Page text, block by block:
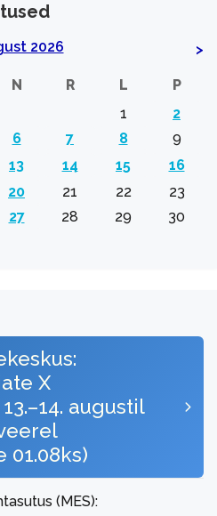
2026 >
N R L
P
1
2
6 7 8
9
13 14 15
16
20 21 22
23
27 28 29
30
X
augustil
(MES):